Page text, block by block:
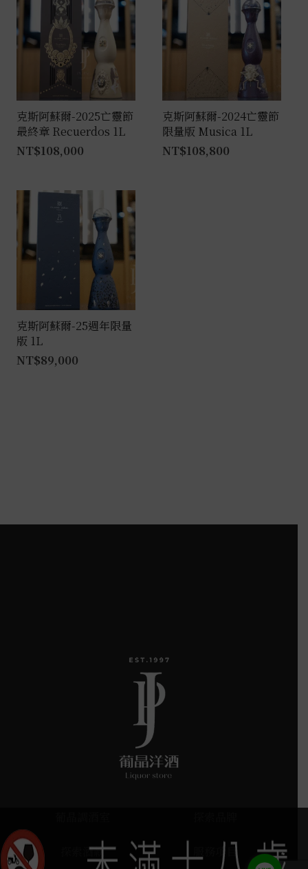
克斯阿蘇爾-2025亡靈節
最終章 Recuerdos 1L
NT$108,000
克斯阿蘇爾-2024亡靈節
限量版 Musica 1L
NT$108,800
克斯阿蘇爾-25週年限量
版 1L
NT$89,000
探索酒款 服務項目